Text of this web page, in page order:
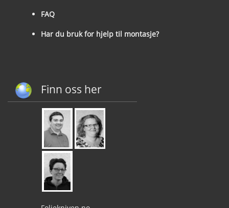
FAQ
Har du bruk for hjelp til montasje?
Finn oss her